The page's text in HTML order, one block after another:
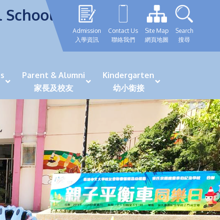
Admission
入學資訊
Contact Us
聯絡我們
Site Map
網頁地圖
Search
搜尋
School
Parent & Alumni
家長及校友
Kindergarten
幼小銜接